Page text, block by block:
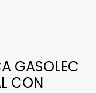
GASOLEC
CON